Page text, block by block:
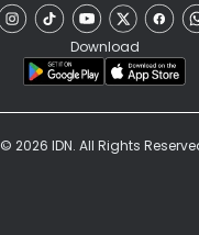
Download
© 2026 IDN. All Rights